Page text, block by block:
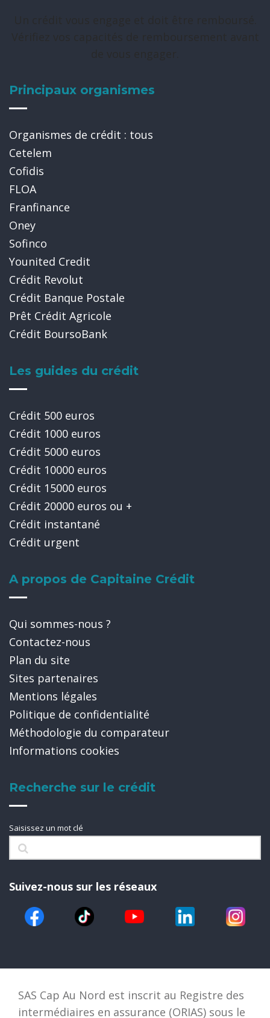
Principaux organismes
Organismes de crédit : tous
Cetelem
Cofidis
FLOA
Franfinance
Oney
Sofinco
Younited Credit
Crédit Revolut
Crédit Banque Postale
Prêt Crédit Agricole
Crédit BoursoBank
Les guides du crédit
Crédit 500 euros
Crédit 1000 euros
Crédit 5000 euros
Crédit 10000 euros
Crédit 15000 euros
Crédit 20000 euros ou +
Crédit instantané
Crédit urgent
A propos de Capitaine Crédit
Qui sommes-nous ?
Contactez-nous
Plan du site
Sites partenaires
Mentions légales
Politique de confidentialité
Méthodologie du comparateur
Informations cookies
Recherche sur le crédit
Saisissez un mot clé
Suivez-nous sur les réseaux
SAS Cap Au Nord est inscrit au Registre des
intermédiaires en assurance (ORIAS) sous le